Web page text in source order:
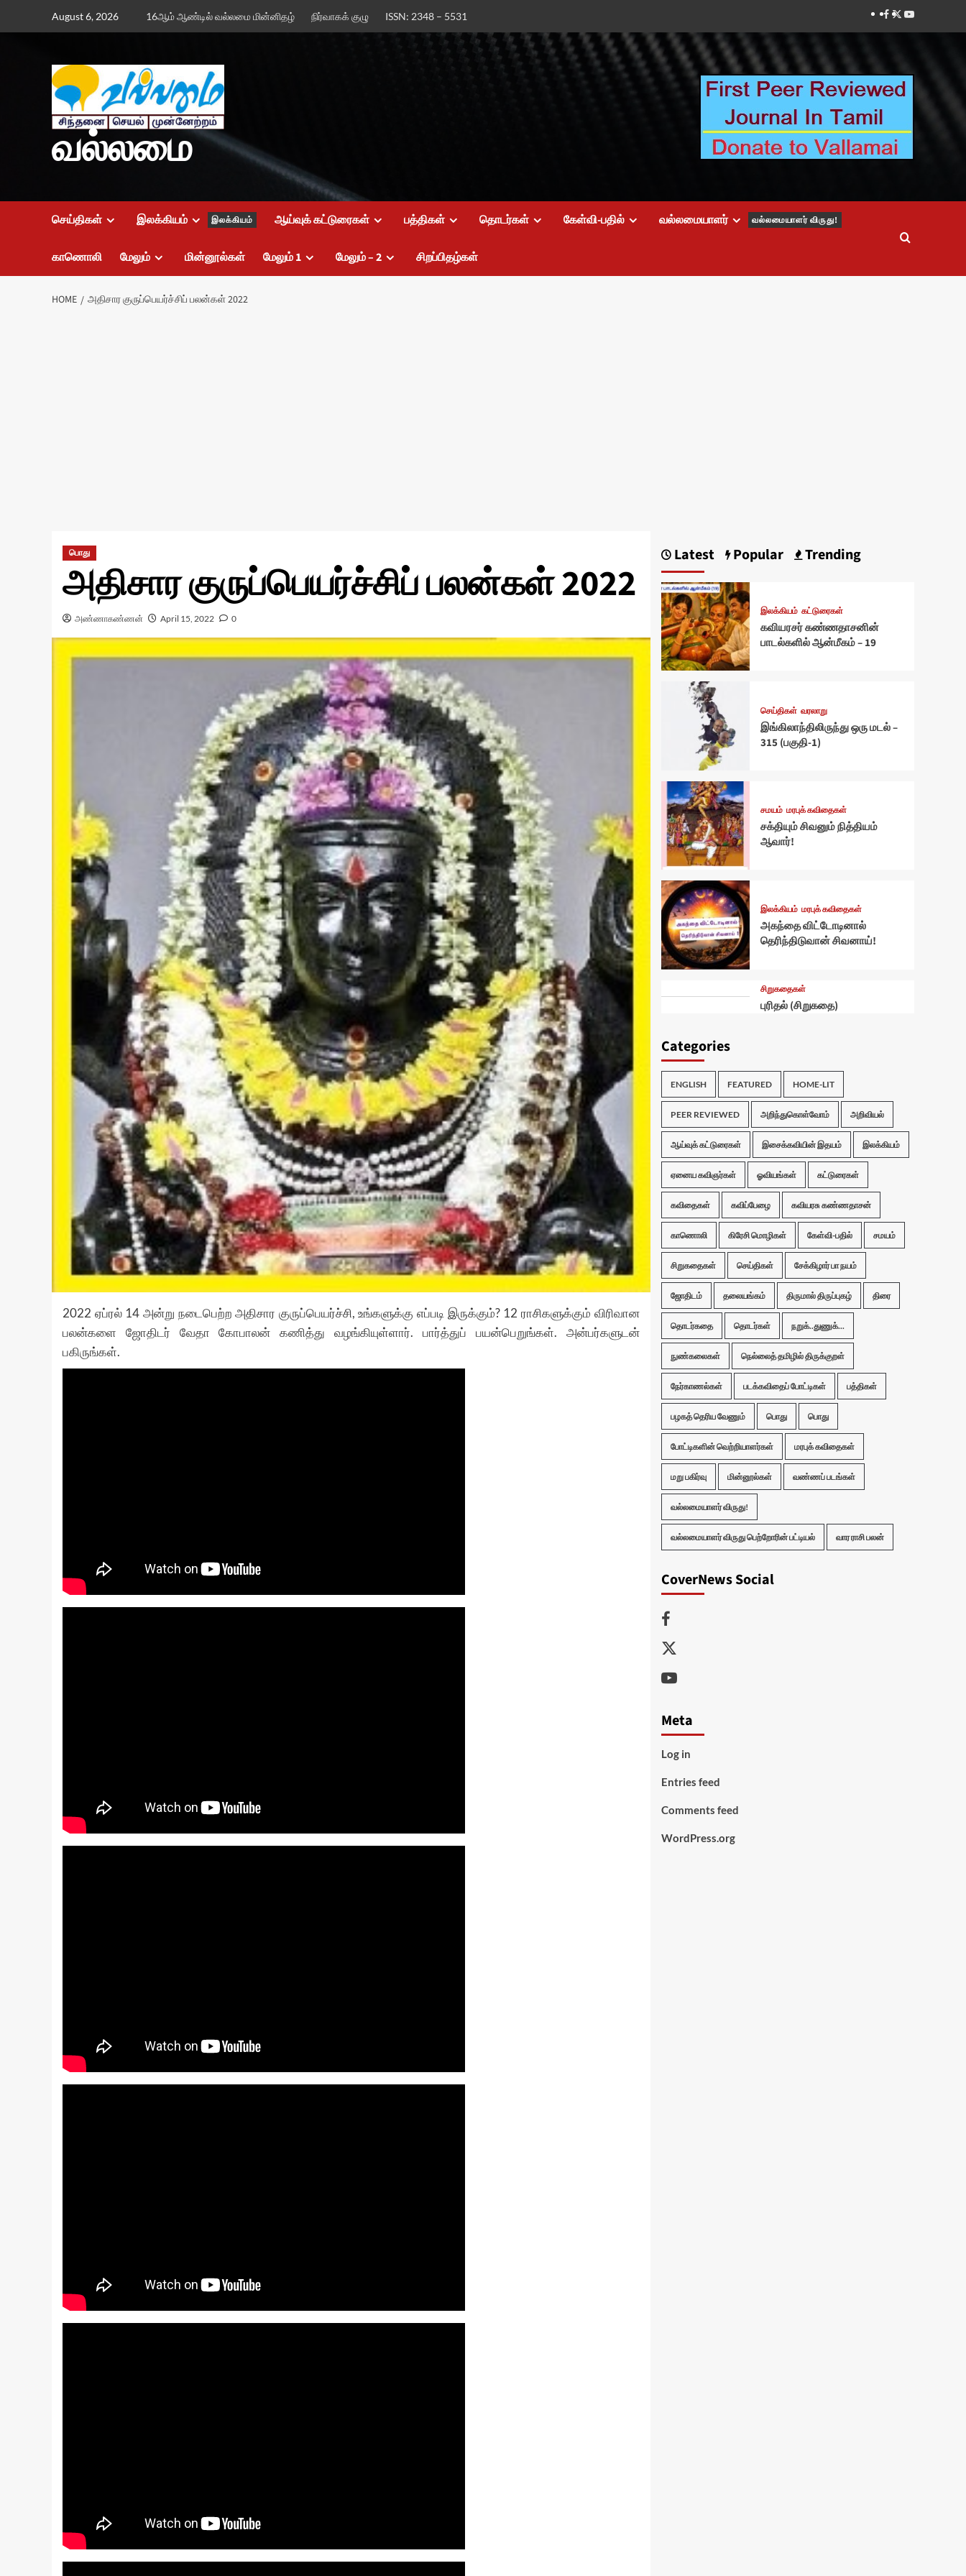
August 6, 2026 16ஆம் ஆண்டில் வல்லமை மின்னிதழ் நிர்வாகக் குழு ISSN: 2348 – 5531 Facebook
TwitterYoutube
வல்லமை
செய்திகள் இலக்கியம் இலக்கியம் ஆய்வுக் கட்டுரைகள் பத்திகள் தொடர்கள் கேள்வி-பதில் வல்லமையாளர் வல்லமையாளர் விருது!
காணொலி மேலும் மின்னூல்கள் மேலும் 1 மேலும் – 2 சிறப்பிதழ்கள்
HOME அதிசார குருப்பெயர்ச்சிப் பலன்கள் 2022
பொது
அதிசார குருப்பெயர்ச்சிப் பலன்கள் 2022
அண்ணாகண்ணன் April 15, 2022 0
2022 ஏப்ரல் 14 அன்று நடைபெற்ற அதிசார குருப்பெயர்ச்சி, உங்களுக்கு எப்படி இருக்கும்? 12 ராசிகளுக்கும் விரிவான
பலன்களை ஜோதிடர் வேதா கோபாலன் கணித்து வழங்கியுள்ளார். பார்த்துப் பயன்பெறுங்கள். அன்பர்களுடன்
பகிருங்கள்.
Latest Popular Trending
இலக்கியம் கட்டுரைகள்
கவியரசர் கண்ணதாசனின்
பாடல்களில் ஆன்மீகம் – 19
செய்திகள் வரலாறு
இங்கிலாந்திலிருந்து ஒரு மடல் –
315 (பகுதி-1)
சமயம் மரபுக் கவிதைகள்
சக்தியும் சிவனும் நித்தியம்
ஆவார்!
இலக்கியம் மரபுக் கவிதைகள்
அகந்தை விட்டோடினால்
தெரிந்திடுவான் சிவனாய்!
சிறுகதைகள்
புரிதல் (சிறுகதை)
Categories
ENGLISH FEATURED HOME-LIT
PEER REVIEWED அறிந்துகொள்வோம் அறிவியல்
ஆய்வுக் கட்டுரைகள் இசைக்கவியின் இதயம் இலக்கியம்
ஏனைய கவிஞர்கள் ஓவியங்கள் கட்டுரைகள்
கவிதைகள் கவிப்பேழை கவியரசு கண்ணதாசன்
காணொலி கிரேசி மொழிகள் கேள்வி-பதில் சமயம்
சிறுகதைகள் செய்திகள் சேக்கிழார் பா நயம்
ஜோதிடம் தலையங்கம் திருமால் திருப்புகழ் திரை
தொடர்கதை தொடர்கள் நறுக்..துணுக்...
நுண்கலைகள் நெல்லைத் தமிழில் திருக்குறள்
நேர்காணல்கள் படக்கவிதைப் போட்டிகள் பத்திகள்
பழகத் தெரிய வேணும் பொது பொது
போட்டிகளின் வெற்றியாளர்கள் மரபுக் கவிதைகள்
மறு பகிர்வு மின்னூல்கள் வண்ணப் படங்கள்
வல்லமையாளர் விருது!
வல்லமையாளர் விருது பெற்றோரின் பட்டியல் வார ராசி பலன்
CoverNews Social
Facebook
Twitter
Youtube
Meta
Log in
Entries feed
Comments feed
WordPress.org